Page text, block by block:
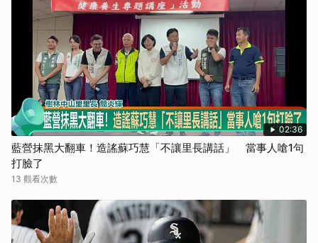
02:36
藍營抹黑大翻車！造謠蘇巧慧「不讓里長講話」 當事人嗆1句
打臉了
13 觀看次數